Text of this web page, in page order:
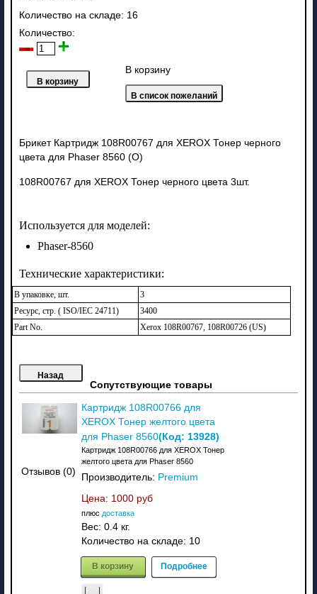
Количество на складе: 16
Количество:
В корзину
Брикет Картридж 108R00767 для XEROX Тонер черного
цвета для Phaser 8560 (O)
108R00767 для XEROX Тонер черного цвета 3шт.
Используется для моделей:
Phaser-8560
Технические характеристики:
В упаковке, шт.
3
Ресурс, стр. ( ISO/IEC 24711)
3400
Part No.
Xerox 108R00767, 108R00726 (US)
Сопутствующие товары
Отзывов (0)
Картридж 108R00766 для
XEROX Тонер желтого цвета
для Phaser 8560(Код: 13928)
Картридж 108R00766 для XEROX Тонер
желтого цвета для Phaser 8560
Производитель: Premium
Цена: 1000 руб
плюс доставка
Вес: 0.4 кг.
Количество на складе: 10
В корзину Подробнее